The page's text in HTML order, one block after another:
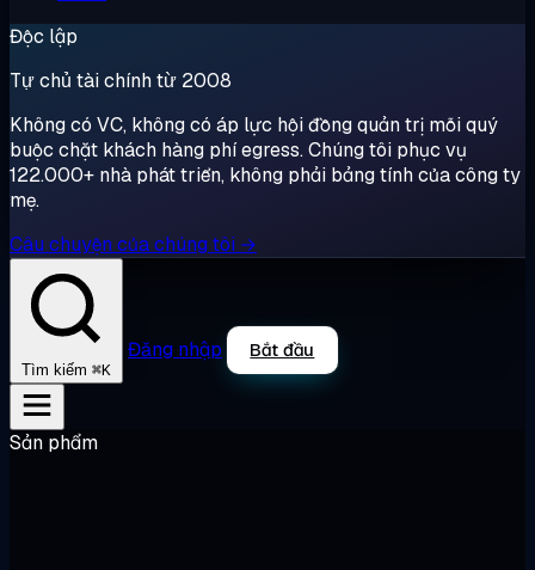
Độc lập
Tự chủ tài chính từ 2008
Không có VC, không có áp lực hội đồng quản trị mỗi quý
buộc chặt khách hàng phí egress. Chúng tôi phục vụ
122.000+ nhà phát triển, không phải bảng tính của công ty
mẹ.
Câu chuyện của chúng tôi →
Tìm kiếm ⌘K
Đăng nhập Bắt đầu
Sản phẩm